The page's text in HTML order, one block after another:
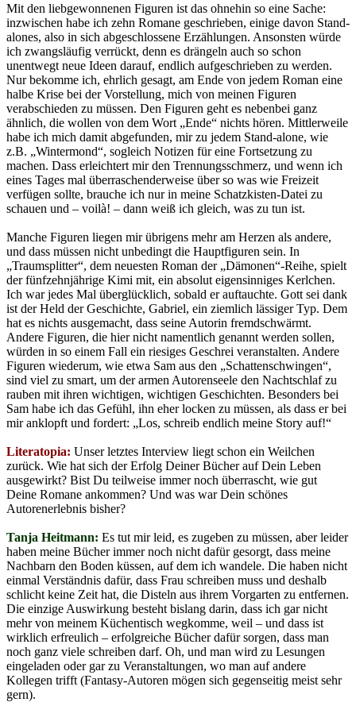
Mit den liebgewonnenen Figuren ist das ohnehin so eine Sache:
inzwischen habe ich zehn Romane geschrieben, einige davon Stand-
alones, also in sich abgeschlossene Erzählungen. Ansonsten würde
ich zwangsläufig verrückt, denn es drängeln auch so schon
unentwegt neue Ideen darauf, endlich aufgeschrieben zu werden.
Nur bekomme ich, ehrlich gesagt, am Ende von jedem Roman eine
halbe Krise bei der Vorstellung, mich von meinen Figuren
verabschieden zu müssen. Den Figuren geht es nebenbei ganz
ähnlich, die wollen von dem Wort „Ende“ nichts hören. Mittlerweile
habe ich mich damit abgefunden, mir zu jedem Stand-alone, wie
z.B. „Wintermond“, sogleich Notizen für eine Fortsetzung zu
machen. Dass erleichtert mir den Trennungsschmerz, und wenn ich
eines Tages mal überraschenderweise über so was wie Freizeit
verfügen sollte, brauche ich nur in meine Schatzkisten-Datei zu
schauen und – voilà! – dann weiß ich gleich, was zu tun ist.
Manche Figuren liegen mir übrigens mehr am Herzen als andere,
und dass müssen nicht unbedingt die Hauptfiguren sein. In
„Traumsplitter“, dem neuesten Roman der „Dämonen“-Reihe, spielt
der fünfzehnjährige Kimi mit, ein absolut eigensinniges Kerlchen.
Ich war jedes Mal überglücklich, sobald er auftauchte. Gott sei dank
ist der Held der Geschichte, Gabriel, ein ziemlich lässiger Typ. Dem
hat es nichts ausgemacht, dass seine Autorin fremdschwärmt.
Andere Figuren, die hier nicht namentlich genannt werden sollen,
würden in so einem Fall ein riesiges Geschrei veranstalten. Andere
Figuren wiederum, wie etwa Sam aus den „Schattenschwingen“,
sind viel zu smart, um der armen Autorenseele den Nachtschlaf zu
rauben mit ihren wichtigen, wichtigen Geschichten. Besonders bei
Sam habe ich das Gefühl, ihn eher locken zu müssen, als dass er bei
mir anklopft und fordert: „Los, schreib endlich meine Story auf!“
Literatopia: Unser letztes Interview liegt schon ein Weilchen
zurück. Wie hat sich der Erfolg Deiner Bücher auf Dein Leben
ausgewirkt? Bist Du teilweise immer noch überrascht, wie gut
Deine Romane ankommen? Und was war Dein schönes
Autorenerlebnis bisher?
Tanja Heitmann: Es tut mir leid, es zugeben zu müssen, aber leider
haben meine Bücher immer noch nicht dafür gesorgt, dass meine
Nachbarn den Boden küssen, auf dem ich wandele. Die haben nicht
einmal Verständnis dafür, dass Frau schreiben muss und deshalb
schlicht keine Zeit hat, die Disteln aus ihrem Vorgarten zu entfernen.
Die einzige Auswirkung besteht bislang darin, dass ich gar nicht
mehr von meinem Küchentisch wegkomme, weil – und dass ist
wirklich erfreulich – erfolgreiche Bücher dafür sorgen, dass man
noch ganz viele schreiben darf. Oh, und man wird zu Lesungen
eingeladen oder gar zu Veranstaltungen, wo man auf andere
Kollegen trifft (Fantasy-Autoren mögen sich gegenseitig meist sehr
gern).